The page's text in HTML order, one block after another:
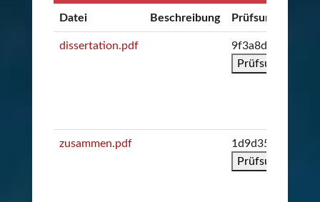
Datei Beschreibung Prüfsumme
dissertation.pdf
Prüfsumme
zusammen.pdf
Prüfsumme